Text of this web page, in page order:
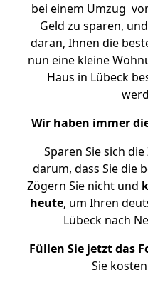
bei einem Umzug
Geld zu sparen,
daran, Ihnen die
nun eine kleine
Haus in Lübeck
Wir haben immer
Sparen Sie sich
darum, dass Sie die
Zögern Sie nicht und
heute, um Ihren
Lübeck nach
Füllen Sie jetzt das
Sie